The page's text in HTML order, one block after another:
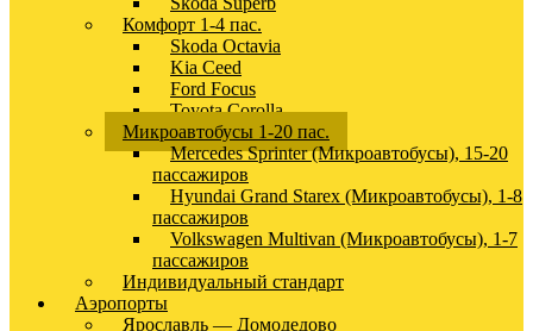
Комфорт 1-4 пас.
Skoda Octavia
Kia Ceed
Ford Focus
Toyota Corolla
Микроавтобусы 1-20 пас.
Mercedes Sprinter (Микроавтобусы), 15-20
пассажиров
Hyundai Grand Starex (Микроавтобусы), 1-8
пассажиров
Volkswagen Multivan (Микроавтобусы), 1-7
пассажиров
Индивидуальный стандарт
Аэропорты
Ярославль — Домодедово